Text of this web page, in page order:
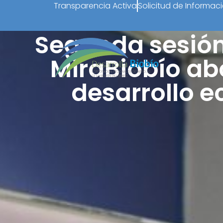
Transparencia ActivaSolicitud de
Segunda
MiraBiobío
desarrollo